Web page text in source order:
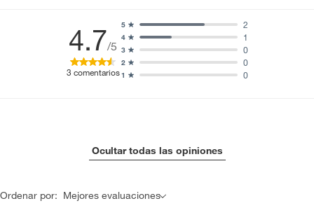
4.7/5
3 comentarios1 0
2 0
3 0
4 1
5 2
Ocultar todas las opiniones
Ordenar por: Mejores evaluaciones